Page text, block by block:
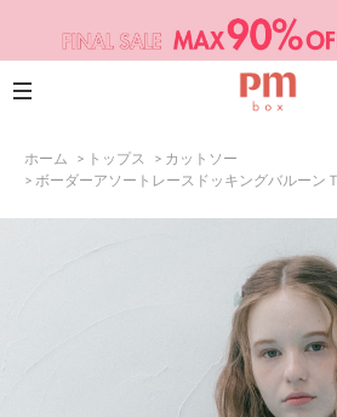
ホーム > トップス > カットソー
> ボーダーアソートレースドッキングバルーン